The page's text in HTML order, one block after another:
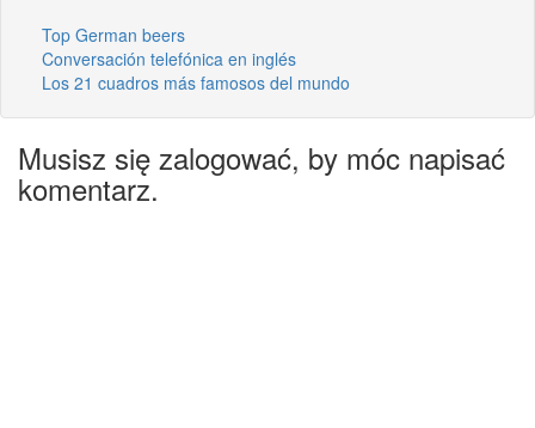
Top German beers
Conversación telefónica en inglés
Los 21 cuadros más famosos del mundo
Musisz się zalogować, by móc napisać
komentarz.